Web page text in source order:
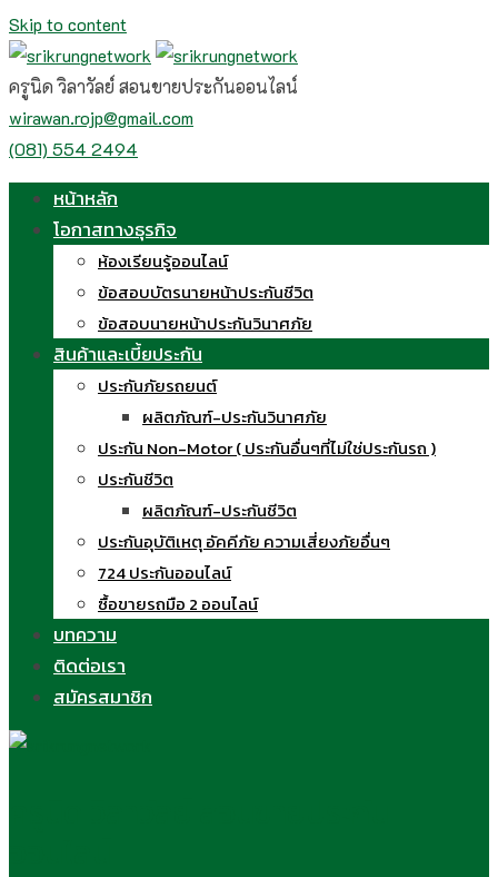
Skip to content
ครูนิด วิลาวัลย์ สอนขายประกันออนไลน์
wirawan.rojp@gmail.com
(081) 554 2494
หน้าหลัก
โอกาสทางธุรกิจ
ห้องเรียนรู้ออนไลน์
ข้อสอบบัตรนายหน้าประกันชีวิต
ข้อสอบนายหน้าประกันวินาศภัย
สินค้าและเบี้ยประกัน
ประกันภัยรถยนต์
ผลิตภัณฑ์-ประกันวินาศภัย
ประกัน Non-Motor ( ประกันอื่นๆที่ไม่ใช่ประกันรถ )
ประกันชีวิต
ผลิตภัณฑ์-ประกันชีวิต
ประกันอุบัติเหตุ อัคคีภัย ความเสี่ยงภัยอื่นๆ
724 ประกันออนไลน์
ซื้อขายรถมือ 2 ออนไลน์
บทความ
ติดต่อเรา
สมัครสมาชิก